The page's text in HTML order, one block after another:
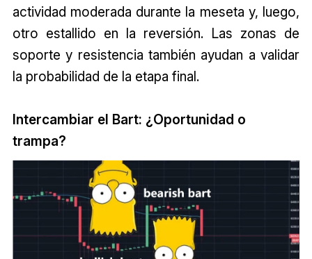
actividad moderada durante la meseta y, luego,
otro estallido en la reversión. Las zonas de
soporte y resistencia también ayudan a validar
la probabilidad de la etapa final.
Intercambiar el Bart: ¿Oportunidad o
trampa?